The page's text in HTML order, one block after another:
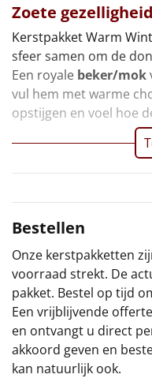
Ideeën
Personeel
Doe het zelf
Sinterklaaspakketten
Particulier
Kerstgeschenken
Relatiegeschenken
Cadeaubon
Per stuk
Alle overige
Zoete
Kerstpakket Warm
sfeer samen om de
Een royale beker/mok
vul hem met warme
opstijgen en voel hoe
Bestellen
Onze kerstpakketten
voorraad strekt. De
pakket. Bestel op tijd
Een vrijblijvende
en ontvangt u direct
akkoord geven en
kan natuurlijk ook.